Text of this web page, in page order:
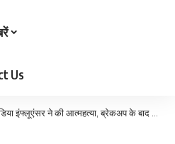
Us
ने की आत्महत्या, ब्रेकअप के बाद फैंस कर रहे थे ट्रोल; रिपोर्ट में दावा